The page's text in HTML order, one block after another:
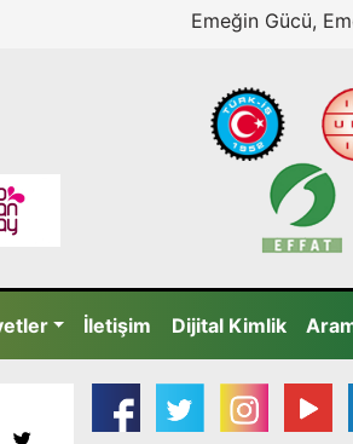
Emeğin Gücü,
İletişim Dijital Kimlik